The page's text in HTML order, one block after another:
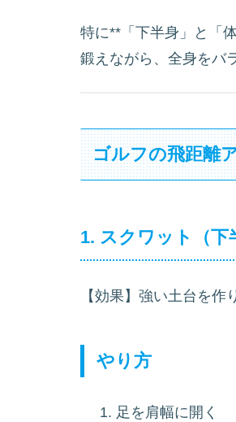
特に**「下半身」と「
鍛えながら、全身をバ
ゴルフの飛距離
1. スクワット（下
【効果】強い土台を
やり方
足を肩幅に開く